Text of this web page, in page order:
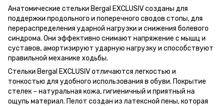
Анатомические стельки Bergal EXCLUSIV созданы для
поддержки продольного и поперечного сводов стопы, для
перераспределения ударной нагрузки и снижения болевого
синдрома. Они эффективно снимают напряжение с мышц и
суставов, амортизируют ударную нагрузку и способствуют
правильной механике ходьбы.
Стельки Bergal EXCLUSIV отличаются легкостью и
тонкостью для удобного использования в обуви. Покрытие
стелек – натуральная кожа, гигиеничный и приятный на
ощупь материал. Пелот создан из латексной пены, которая